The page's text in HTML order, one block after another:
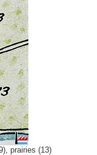
prairies (13)